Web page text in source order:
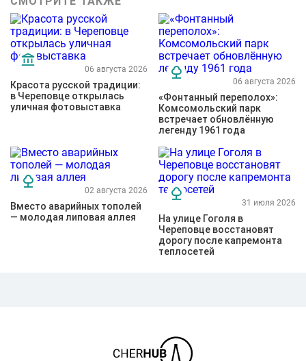
06 августа 2026
Красота русской традиции:
в Череповце открылась
уличная фотовыставка
06 августа 2026
«Фонтанный переполох»:
Комсомольский парк
встречает обновлённую
легенду 1961 года
02 августа 2026
Вместо аварийных тополей
— молодая липовая аллея
31 июля 2026
На улице Гоголя в
Череповце восстановят
дорогу после капремонта
теплосетей